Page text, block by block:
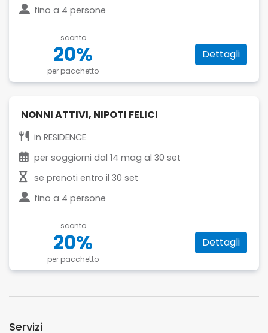
fino a 4 persone
sconto
20%
per pacchetto
Dettagli
NONNI ATTIVI, NIPOTI FELICI
in RESIDENCE
per soggiorni dal 14 mag al 30 set
se prenoti entro il 30 set
fino a 4 persone
sconto
20%
per pacchetto
Dettagli
Servizi